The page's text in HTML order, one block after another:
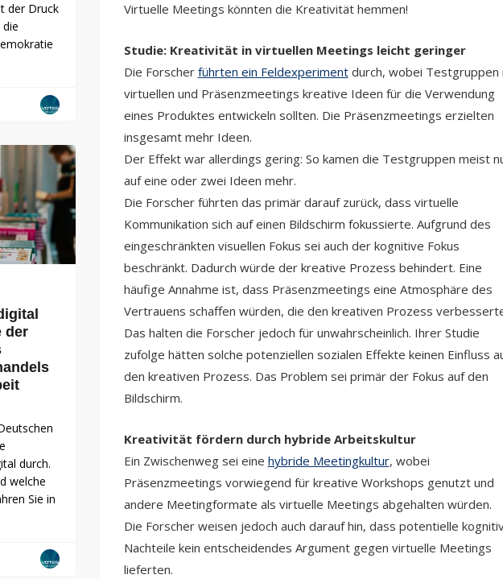
Virtuelle Meetings könnten die Kreativität hemmen!
Studie: Kreativität in virtuellen Meetings leicht geringer
Die Forscher führten ein Feldexperimentdurch, wobei Testgruppen
virtuellen und Präsenzmeetings kreative Ideen für die Verwendung
eines Produktes entwickeln sollten. Die Präsenzmeetings erzielten
insgesamt mehr Ideen.
Der Effekt war allerdings gering: So kamen die Testgruppen meist
auf eine oder zwei Ideen mehr.
Die Forscher führten das primär darauf zurück, dass virtuelle
Kommunikation sich auf einen Bildschirm fokussierte. Aufgrund des
eingeschränkten visuellen Fokus sei auch der kognitive Fokus
beschränkt. Dadurch würde der kreative Prozess behindert. Eine
häufige Annahme ist, dass Präsenzmeetings eine Atmosphäre des
Vertrauens schaffen würden, die den kreativen Prozess
Das halten die Forscher jedoch für unwahrscheinlich. Ihrer Studie
zufolge hätten solche potenziellen sozialen Effekte keinen Einfluss
den kreativen Prozess. Das Problem sei primär der Fokus auf den
Bildschirm.
Kreativität fördern durch hybride Arbeitskultur
Ein Zwischenweg sei eine hybride Meetingkultur, wobei
Präsenzmeetings vorwiegend für kreative Workshops genutzt und
andere Meetingformate als virtuelle Meetings abgehalten würden.
Die Forscher weisen jedoch auch darauf hin, dass potentielle
Nachteile kein entscheidendes Argument gegen virtuelle Meetings
lieferten.
der Druck
der
durch.
welche
Sie in